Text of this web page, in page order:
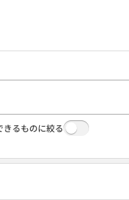
きるものに絞る